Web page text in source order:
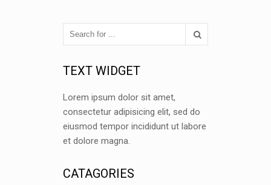
TEXT WIDGET
Lorem ipsum dolor sit amet,
consectetur adipisicing elit, sed do
eiusmod tempor incididunt ut labore
et dolore magna.
CATAGORIES